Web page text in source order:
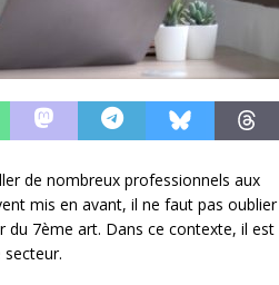
de nombreux professionnels aux
mis en avant, il ne faut pas oublier
7ème art. Dans ce contexte, il est